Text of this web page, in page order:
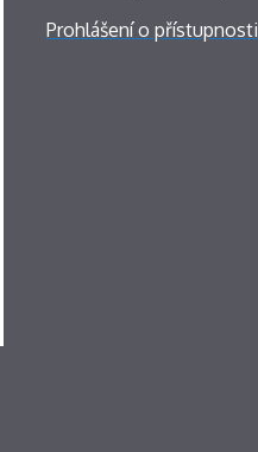
Prohlášení o přístupnosti